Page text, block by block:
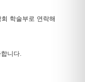
학술부로 연락해
니다.